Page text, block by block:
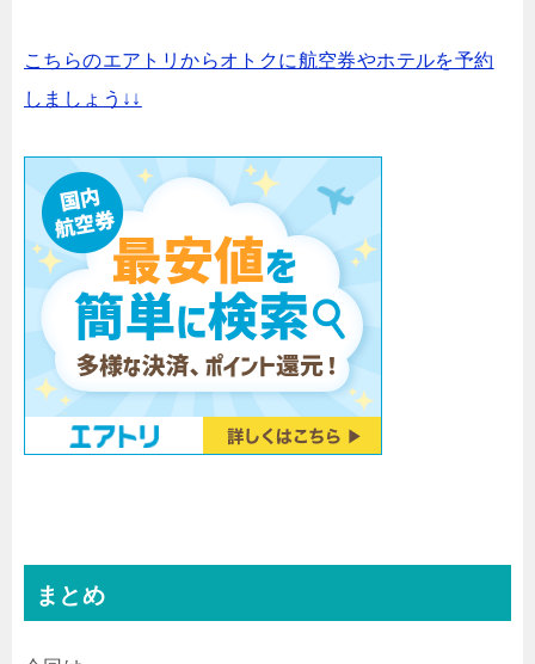
こちらのエアトリからオトクに航空券やホテルを予約
しましょう↓↓
まとめ